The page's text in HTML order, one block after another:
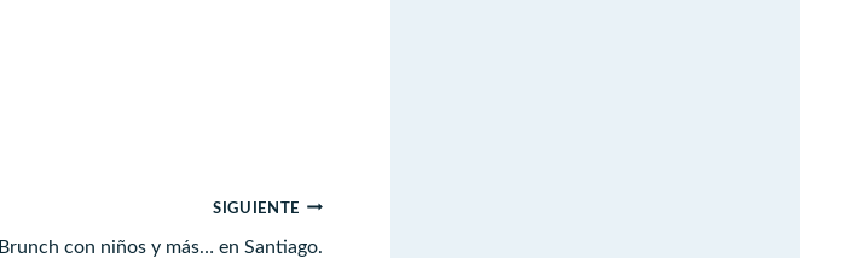
SIGUIENTE
Brunch con niños y más… en Santiago.